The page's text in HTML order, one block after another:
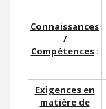
Connaissances
/
Compétences:
Exigences en
matière de